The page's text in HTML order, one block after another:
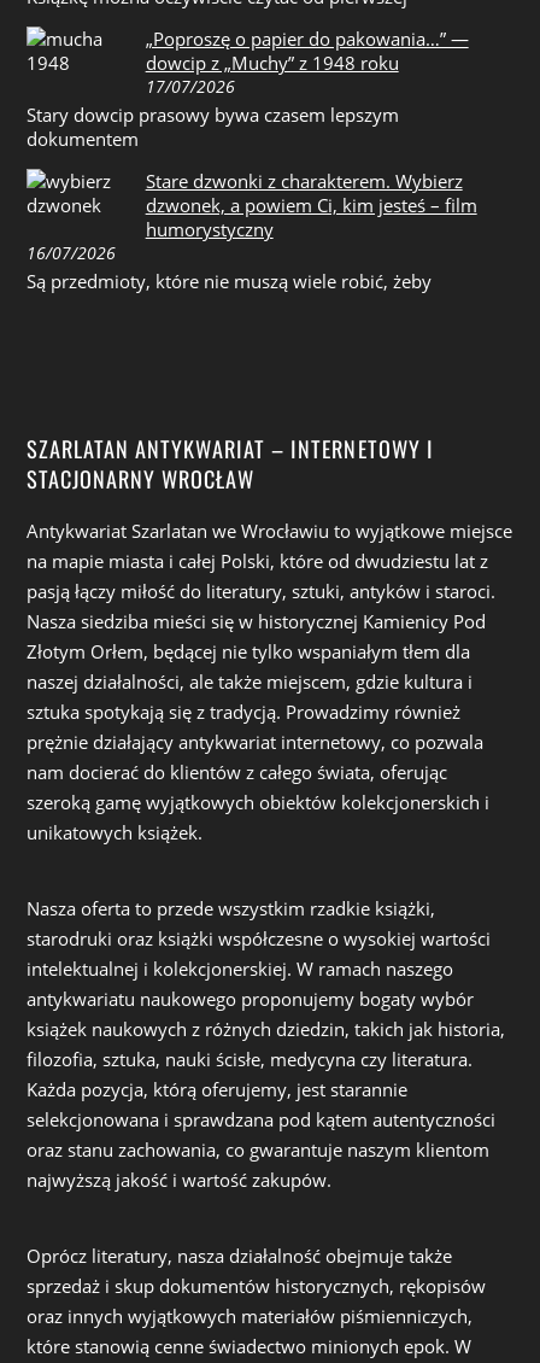
„Poproszę o papier do pakowania…” —
dowcip z „Muchy” z 1948 roku
17/07/2026
Stary dowcip prasowy bywa czasem lepszym
dokumentem
Stare dzwonki z charakterem. Wybierz
dzwonek, a powiem Ci, kim jesteś – film
humorystyczny
16/07/2026
Są przedmioty, które nie muszą wiele robić, żeby
SZARLATAN ANTYKWARIAT – INTERNETOWY I
STACJONARNY WROCŁAW
Antykwariat Szarlatan we Wrocławiu to wyjątkowe miejsce
na mapie miasta i całej Polski, które od dwudziestu lat z
pasją łączy miłość do literatury, sztuki, antyków i staroci.
Nasza siedziba mieści się w historycznej Kamienicy Pod
Złotym Orłem, będącej nie tylko wspaniałym tłem dla
naszej działalności, ale także miejscem, gdzie kultura i
sztuka spotykają się z tradycją. Prowadzimy również
prężnie działający antykwariat internetowy, co pozwala
nam docierać do klientów z całego świata, oferując
szeroką gamę wyjątkowych obiektów kolekcjonerskich i
unikatowych książek.
Nasza oferta to przede wszystkim rzadkie książki,
starodruki oraz książki współczesne o wysokiej wartości
intelektualnej i kolekcjonerskiej. W ramach naszego
antykwariatu naukowego proponujemy bogaty wybór
książek naukowych z różnych dziedzin, takich jak historia,
filozofia, sztuka, nauki ścisłe, medycyna czy literatura.
Każda pozycja, którą oferujemy, jest starannie
selekcjonowana i sprawdzana pod kątem autentyczności
oraz stanu zachowania, co gwarantuje naszym klientom
najwyższą jakość i wartość zakupów.
Oprócz literatury, nasza działalność obejmuje także
sprzedaż i skup dokumentów historycznych, rękopisów
oraz innych wyjątkowych materiałów piśmienniczych,
które stanowią cenne świadectwo minionych epok. W